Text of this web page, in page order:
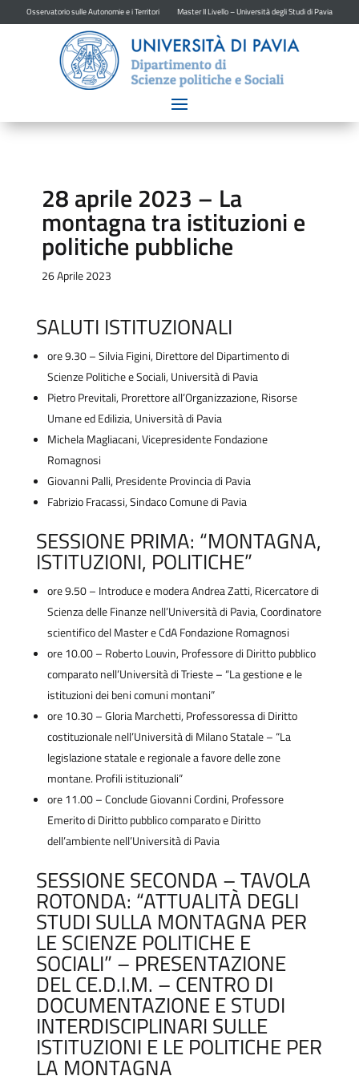
Osservatorio sulle Autonomie e i Territori Master II Livello – Università degli Studi di Pavia
28 aprile 2023 – La
montagna tra istituzioni e
politiche pubbliche
26 Aprile 2023
SALUTI ISTITUZIONALI
ore 9.30 – Silvia Figini, Direttore del Dipartimento di
Scienze Politiche e Sociali, Università di Pavia
Pietro Previtali, Prorettore all’Organizzazione, Risorse
Umane ed Edilizia, Università di Pavia
Michela Magliacani, Vicepresidente Fondazione
Romagnosi
Giovanni Palli, Presidente Provincia di Pavia
Fabrizio Fracassi, Sindaco Comune di Pavia
SESSIONE PRIMA: “MONTAGNA,
ISTITUZIONI, POLITICHE”
ore 9.50 – Introduce e modera Andrea Zatti, Ricercatore di
Scienza delle Finanze nell’Università di Pavia, Coordinatore
scientifico del Master e CdA Fondazione Romagnosi
ore 10.00 – Roberto Louvin, Professore di Diritto pubblico
comparato nell’Università di Trieste – “La gestione e le
istituzioni dei beni comuni montani”
ore 10.30 – Gloria Marchetti, Professoressa di Diritto
costituzionale nell’Università di Milano Statale – “La
legislazione statale e regionale a favore delle zone
montane. Profili istituzionali”
ore 11.00 – Conclude Giovanni Cordini, Professore
Emerito di Diritto pubblico comparato e Diritto
dell’ambiente nell’Università di Pavia
SESSIONE SECONDA – TAVOLA
ROTONDA: “ATTUALITÀ DEGLI
STUDI SULLA MONTAGNA PER
LE SCIENZE POLITICHE E
SOCIALI” – PRESENTAZIONE
DEL CE.D.I.M. – CENTRO DI
DOCUMENTAZIONE E STUDI
INTERDISCIPLINARI SULLE
ISTITUZIONI E LE POLITICHE PER
LA MONTAGNA